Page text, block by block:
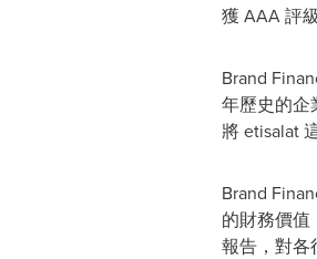
獲 AAA 評
Brand
年歷史的企
將 etisalat
Brand
的財務價值
報告，對各